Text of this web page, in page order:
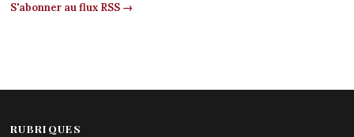
S'abonner au flux RSS →
RUBRIQUES